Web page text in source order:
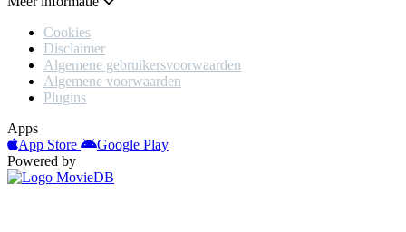
Cookies
Disclaimer
Algemene gebruikersvoorwaarden
Algemene voorwaarden
Plugins
Apps
App Store
Google Play
Powered by